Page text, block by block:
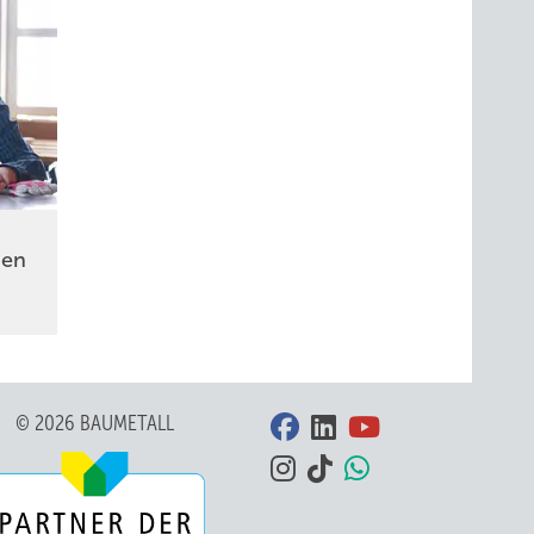
© 2026 BAUMETALL